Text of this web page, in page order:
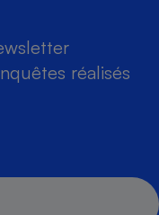
réalisés